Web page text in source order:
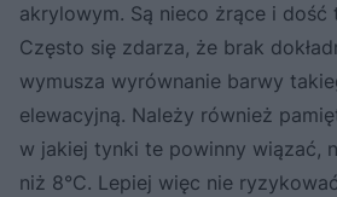
akrylowym. Są nieco żrące i dość
Często się zdarza, że brak
wymusza wyrównanie barwy
elewacyjną. Należy również
w jakiej tynki te powinny wiązać,
niż 8°C. Lepiej więc nie